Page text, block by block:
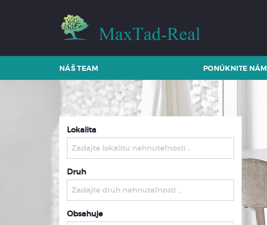
NÁŠ TEAM PONÚKNITE NÁM
Lokalita
Zadajte lokalitu nehnuteľnosti ..
Druh
Zadajte druh nehnuteľnosti ..
Obsahuje